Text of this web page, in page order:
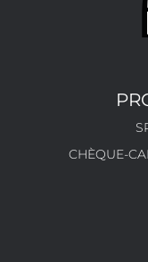
CHÈQUE-